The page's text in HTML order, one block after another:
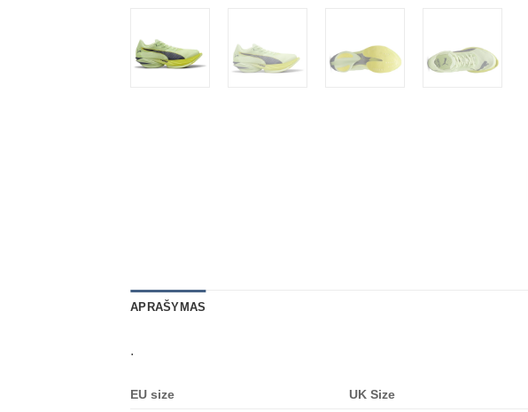
APRAŠYMAS
.
EU size UK Size